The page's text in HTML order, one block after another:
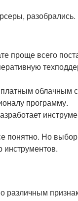
проще всего
облачным
программу.
понятно. Но
инструментов.
различным